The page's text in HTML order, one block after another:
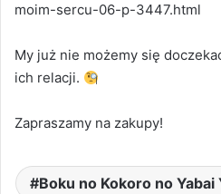
moim-sercu-06-p-3447.html
My już nie możemy się
ich relacji.
Zapraszamy na zakupy!
Boku no Kokoro no Yabai